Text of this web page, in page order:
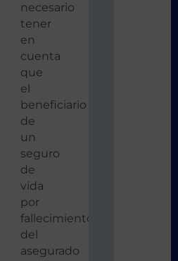
necesario
tener
en
cuenta
que
el
beneficiario
de
un
seguro
de
vida
por
fallecimiento
del
asegurado